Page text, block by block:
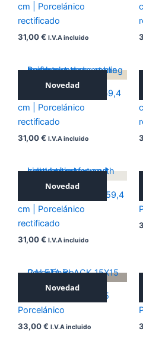
cm | Porcelánico
rectificado
31,00€ I.V.A incluido
Novedad
ICONIC BEIGE 59,4×59,4
cm | Porcelánico
rectificado
31,00€ I.V.A incluido
Novedad
ICONIC WHITE 59,4×59,4
cm | Porcelánico
rectificado
31,00€ I.V.A incluido
Novedad
CALETA BLACK 15X15
Porcelánico
33,00€ I.V.A incluido